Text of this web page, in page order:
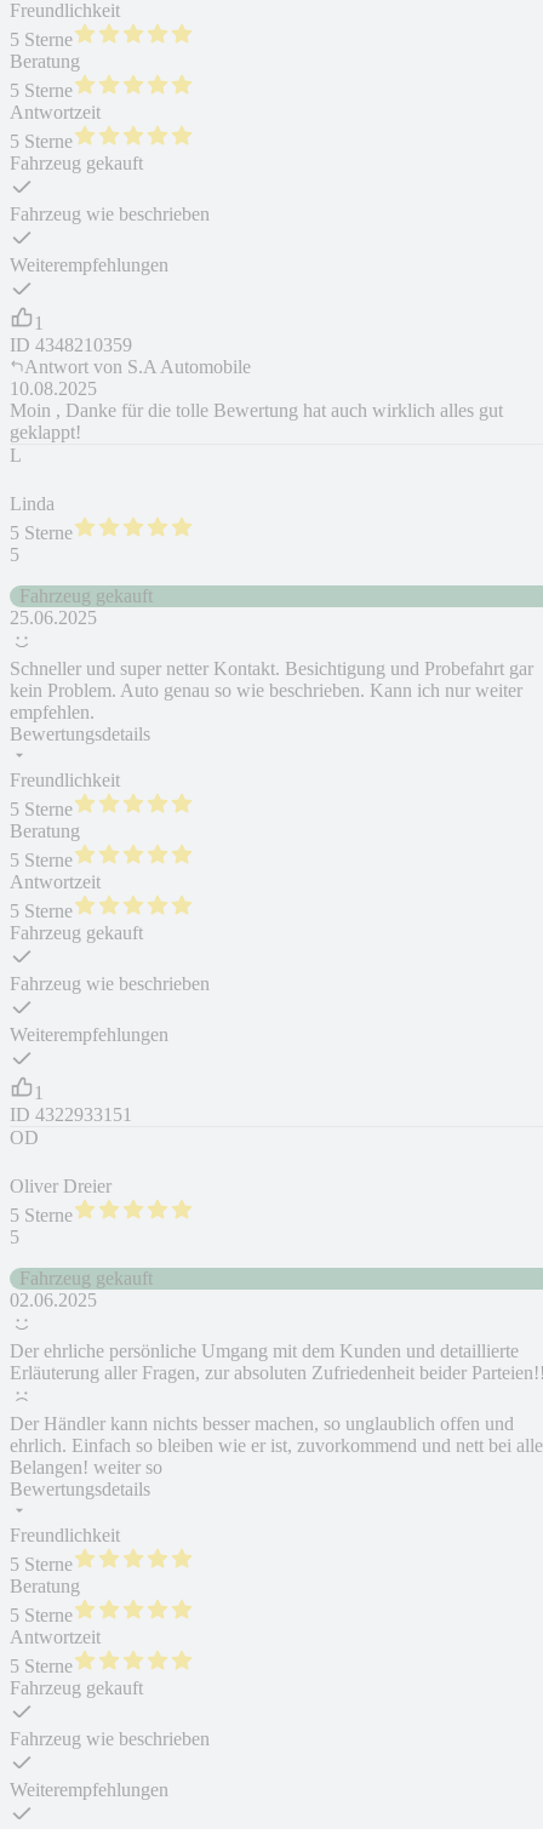
Freundlichkeit
5 Sterne
Beratung
5 Sterne
Antwortzeit
5 Sterne
Fahrzeug gekauft
Fahrzeug wie beschrieben
Weiterempfehlungen
1
ID 4348210359
Antwort von S.A Automobile
10.08.2025
Moin , Danke für die tolle Bewertung hat auch wirklich alles gut
geklappt!
L
Linda
5 Sterne
5
Fahrzeug gekauft
25.06.2025
Schneller und super netter Kontakt. Besichtigung und Probefahrt gar
kein Problem. Auto genau so wie beschrieben. Kann ich nur weiter
empfehlen.
Bewertungsdetails
Freundlichkeit
5 Sterne
Beratung
5 Sterne
Antwortzeit
5 Sterne
Fahrzeug gekauft
Fahrzeug wie beschrieben
Weiterempfehlungen
1
ID 4322933151
OD
Oliver Dreier
5 Sterne
5
Fahrzeug gekauft
02.06.2025
Der ehrliche persönliche Umgang mit dem Kunden und detaillierte
Erläuterung aller Fragen, zur absoluten Zufriedenheit beider
Der Händler kann nichts besser machen, so unglaublich offen und
ehrlich. Einfach so bleiben wie er ist, zuvorkommend und nett bei
Belangen! weiter so
Bewertungsdetails
Freundlichkeit
5 Sterne
Beratung
5 Sterne
Antwortzeit
5 Sterne
Fahrzeug gekauft
Fahrzeug wie beschrieben
Weiterempfehlungen